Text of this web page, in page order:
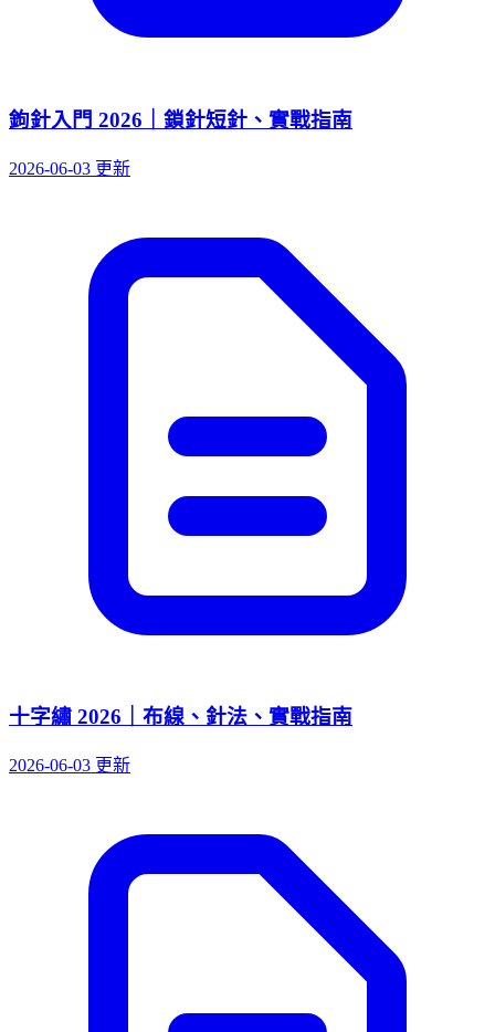
鉤針入門 2026｜鎖針短針、實戰指南
2026-06-03 更新
十字繡 2026｜布線、針法、實戰指南
2026-06-03 更新